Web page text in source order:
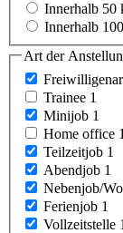
Innerhalb 50
Innerhalb
Art der
Trainee 1
Minijob 1
Home office 1
Teilzeitjob 1
Abendjob 1
Nebenjob/
Ferienjob 1
Vollzeitstelle 1